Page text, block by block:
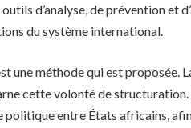
d’analyse, de prévention et
du système international.
une méthode qui est proposée.
cette volonté de structuration.
politique entre États africains,